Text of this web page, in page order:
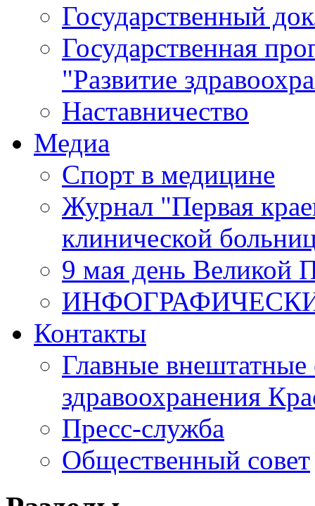
Государственный
Государственная
"Развитие
Наставничество
Медиа
Спорт в медицине
Журнал "Первая
клинической
9 мая день Великой
Контакты
Главные внештатные
здравоохранения
Пресс-служба
Общественный совет